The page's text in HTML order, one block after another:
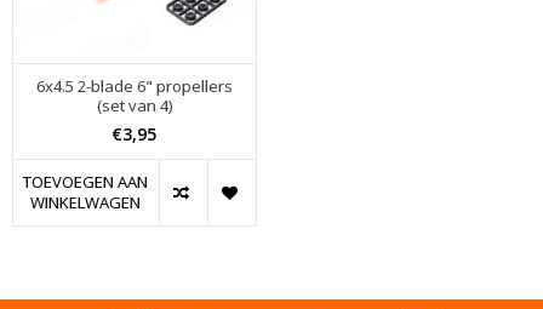
6x4.5 2-blade 6" propellers
(set van 4)
€3,95
TOEVOEGEN AAN
WINKELWAGEN